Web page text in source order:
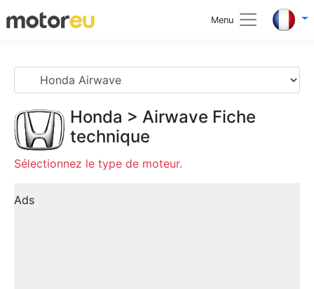
Menu
Honda > Airwave Fiche
technique
Sélectionnez le type de moteur.
Ads